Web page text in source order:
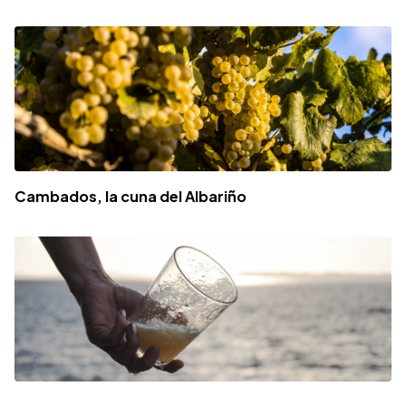
Cambados, la cuna del Albariño